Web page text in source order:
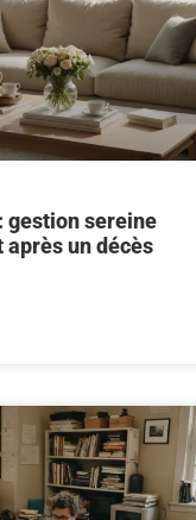
gestion sereine
après un décès